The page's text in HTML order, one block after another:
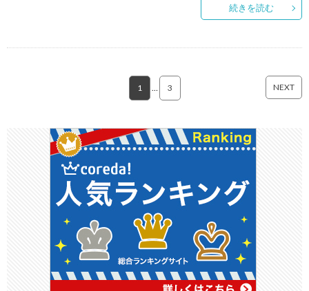
続きを読む
1 … 3 NEXT